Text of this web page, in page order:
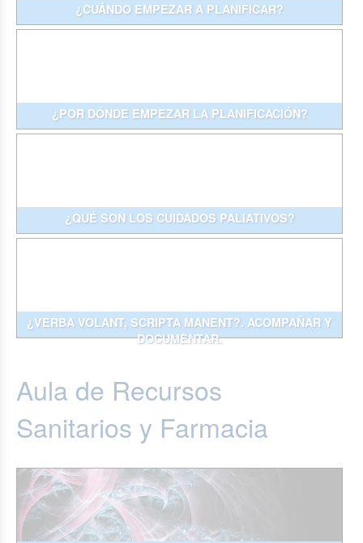
¿CUÁNDO EMPEZAR A PLANIFICAR?
¿POR DÓNDE EMPEZAR LA PLANIFICACIÓN?
¿QUÉ SON LOS CUIDADOS PALIATIVOS?
¿VERBA VOLANT, SCRIPTA MANENT?. ACOMPAÑAR Y
DOCUMENTAR.
Aula de Recursos
Sanitarios y Farmacia